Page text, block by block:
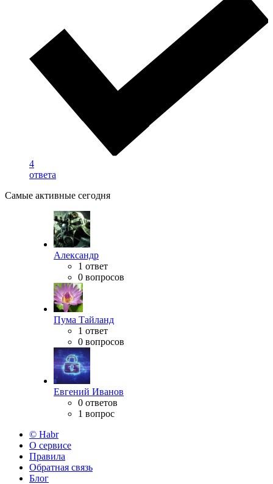
4
ответа
Самые активные сегодня
Александр
1 ответ
0 вопросов
Пума Тайланд
1 ответ
0 вопросов
Евгений Иванов
0 ответов
1 вопрос
© Habr
О сервисе
Правила
Обратная связь
Блог